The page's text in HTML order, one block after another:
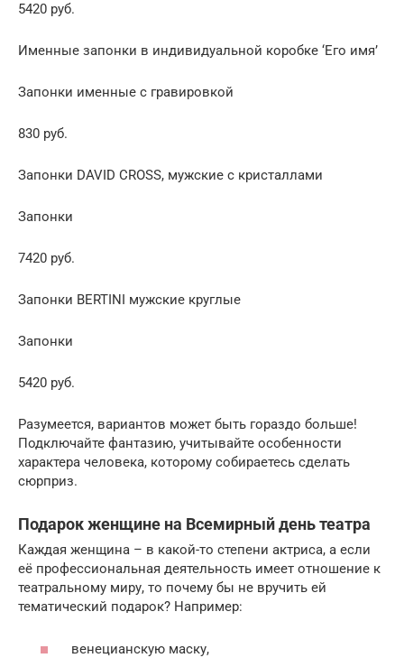
5420 руб.
Именные запонки в индивидуальной коробке ‘Его имя’
Запонки именные с гравировкой
830 руб.
Запонки DAVID CROSS, мужские с кристаллами
Запонки
7420 руб.
Запонки BERTINI мужские круглые
Запонки
5420 руб.
Разумеется, вариантов может быть гораздо больше!
Подключайте фантазию, учитывайте особенности
характера человека, которому собираетесь сделать
сюрприз.
Подарок женщине на Всемирный день театра
Каждая женщина – в какой-то степени актриса, а если
её профессиональная деятельность имеет отношение к
театральному миру, то почему бы не вручить ей
тематический подарок? Например:
венецианскую маску,